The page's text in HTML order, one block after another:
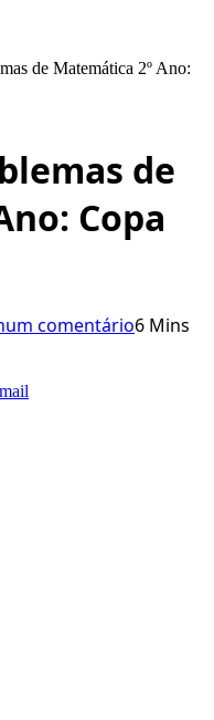
de Matemática 2º Ano:
de
Copa
comentário6 Mins